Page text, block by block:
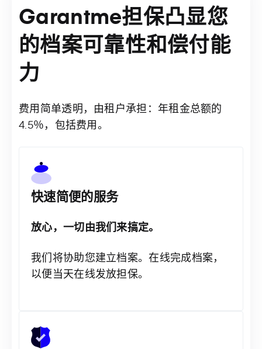
Garantme担保凸显您
的档案可靠性和偿付能
力
费用简单透明，由租户承担：年租金总额的
4.5％，包括费用。
快速简便的服务
放心，一切由我们来搞定。
我们将协助您建立档案。在线完成档案，
以便当天在线发放担保。